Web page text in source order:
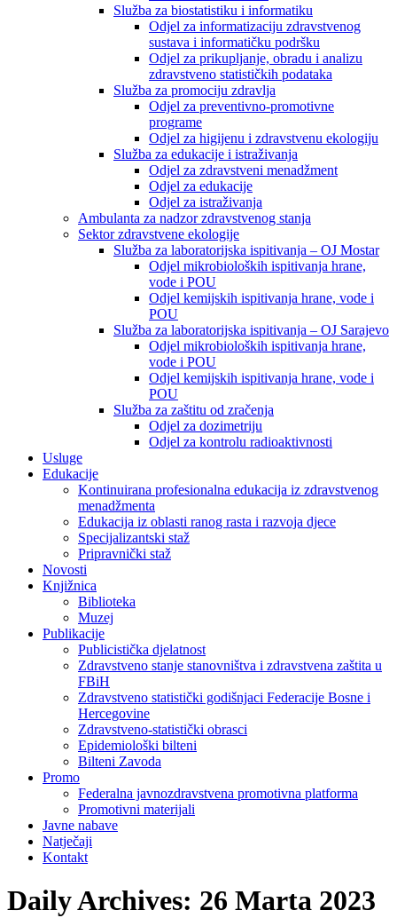
Služba za biostatistiku i informatiku
Odjel za informatizaciju zdravstvenog
sustava i informatičku podršku
Odjel za prikupljanje, obradu i analizu
zdravstveno statističkih podataka
Služba za promociju zdravlja
Odjel za preventivno-promotivne
programe
Odjel za higijenu i zdravstvenu ekologiju
Služba za edukacije i istraživanja
Odjel za zdravstveni menadžment
Odjel za edukacije
Odjel za istraživanja
Ambulanta za nadzor zdravstvenog stanja
Sektor zdravstvene ekologije
Služba za laboratorijska ispitivanja – OJ Mostar
Odjel mikrobioloških ispitivanja hrane,
vode i POU
Odjel kemijskih ispitivanja hrane, vode i
POU
Služba za laboratorijska ispitivanja – OJ Sarajevo
Odjel mikrobioloških ispitivanja hrane,
vode i POU
Odjel kemijskih ispitivanja hrane, vode i
POU
Služba za zaštitu od zračenja
Odjel za dozimetriju
Odjel za kontrolu radioaktivnosti
Usluge
Edukacije
Kontinuirana profesionalna edukacija iz zdravstvenog
menadžmenta
Edukacija iz oblasti ranog rasta i razvoja djece
Specijalizantski staž
Pripravnički staž
Novosti
Knjižnica
Biblioteka
Muzej
Publikacije
Publicistička djelatnost
Zdravstveno stanje stanovništva i zdravstvena zaštita u
FBiH
Zdravstveno statistički godišnjaci Federacije Bosne i
Hercegovine
Zdravstveno-statistički obrasci
Epidemiološki bilteni
Bilteni Zavoda
Promo
Federalna javnozdravstvena promotivna platforma
Promotivni materijali
Javne nabave
Natječaji
Kontakt
Daily Archives: 26 Marta 2023